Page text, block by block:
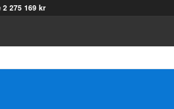
2 275 169 kr